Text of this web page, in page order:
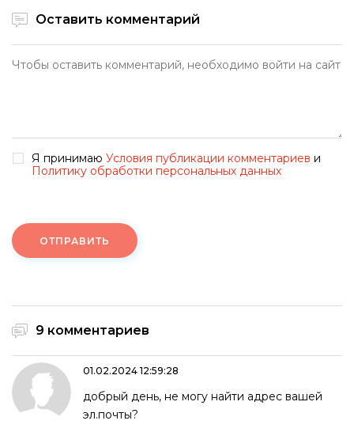
Оставить комментарий
Я принимаю Условия публикации комментариев и
Политику обработки персональных данных
ОТПРАВИТЬ
9 комментариев
01.02.2024 12:59:28
добрый день, не могу найти адрес вашей
эл.почты?